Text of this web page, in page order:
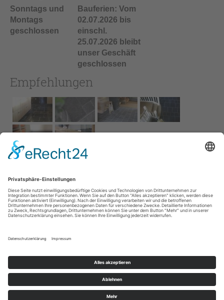
Sonntags und
Montags
geschlossen
Bauferien: Vom
02.07.2026 bis
einschl.
25.07.2026 bleibt
unser Geschäft
geschlossen
Empfehlungen
Impressum
AGB
Service
Cookie-Einstellungen Home Kontakt